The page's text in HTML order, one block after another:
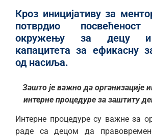
Кроз иницијативу за
потврдио посвећеност
окружењу за децу и
капацитета за ефикасну
од насиља.
Зашто је важно да организације
интерне процедуре за заштиту
Интерне процедуре су важне за
раде са децом да